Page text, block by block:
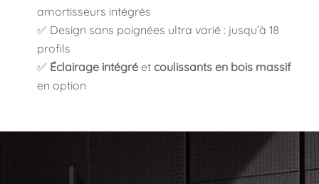
amortisseurs intégrés
✅ Design sans poignées ultra varié : jusqu’à 18
profils
✅ Éclairage intégréet coulissants en bois massif
en option